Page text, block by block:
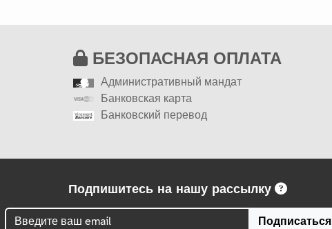
БЕЗОПАСНАЯ ОПЛАТА
Административный мандат
Банковская карта
Банковский перевод
Подпишитесь на нашу рассылку
Подписаться